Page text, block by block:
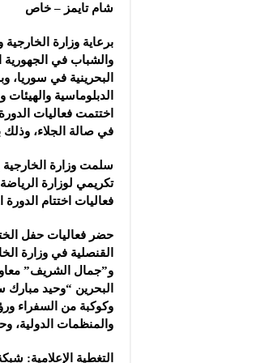
شام تايمز – خاص
برعاية وزارة الخارجية
والشباب في الجهورية
البحرينية في سوريا،
الدبلوماسية
اختتمت فعاليات
في صالة الجلاء، وذلك بمشاركة
سلمت وزارة الخارجية
تكريمي لوزارة
فعاليات اختتام الدورة
حضر فعاليات حفل
القنصلية في وزارة
و”جمال الشريف”
البحرين “وحيد
وكوكبة من السفراء
والمنظمات
التغطية الإعلامية: